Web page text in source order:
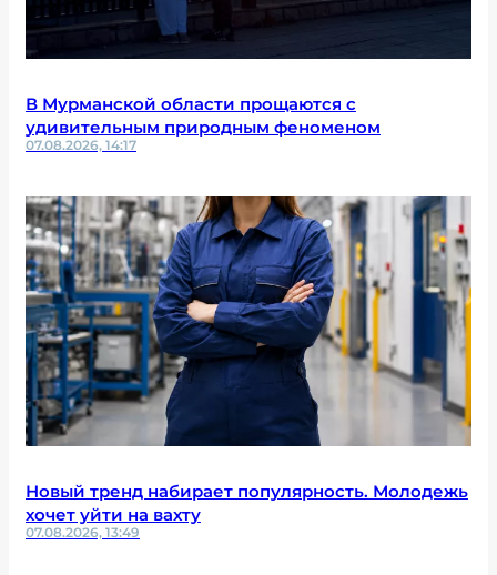
В Мурманской области прощаются с
удивительным природным феноменом
07.08.2026, 14:17
Новый тренд набирает популярность. Молодежь
хочет уйти на вахту
07.08.2026, 13:49